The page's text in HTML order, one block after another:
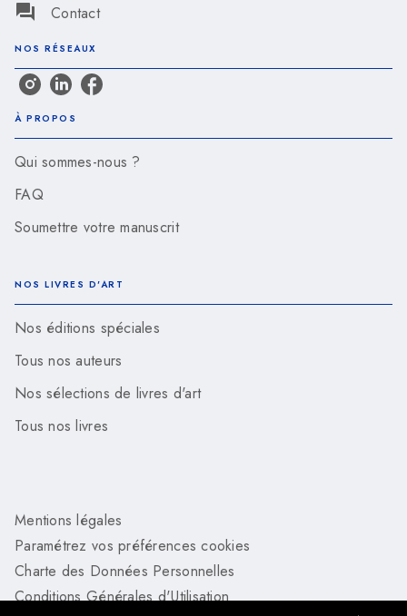
question_answer Contact
NOS RÉSEAUX
À PROPOS
Qui sommes-nous ?
FAQ
Soumettre votre manuscrit
NOS LIVRES D'ART
Nos éditions spéciales
Tous nos auteurs
Nos sélections de livres d'art
Tous nos livres
Mentions légales
Paramétrez vos préférences cookies
Charte des Données Personnelles
Conditions Générales d'Utilisation